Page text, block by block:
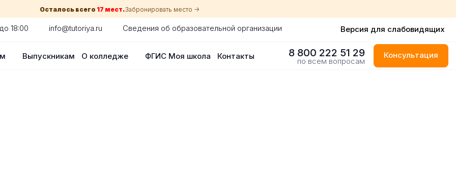
Осталось всего 17 мест.Забронировать место ->
18:00 info@tutoriya.ru Сведения об образовательной организации Версия для слабовидящих
Выпускникам О колледже ФГИС Моя школа Контакты 8 800 222 51 29
по всем вопросам
Консультация